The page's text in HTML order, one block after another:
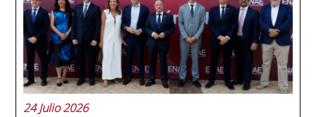
24 Julio 2026